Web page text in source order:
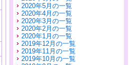
2020年5月の一覧
2020年4月の一覧
2020年3月の一覧
2020年2月の一覧
2020年1月の一覧
2019年12月の一覧
2019年11月の一覧
2019年10月の一覧